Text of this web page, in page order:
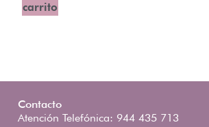
carrito
Contacto
Atención Telefónica: 944 435 713